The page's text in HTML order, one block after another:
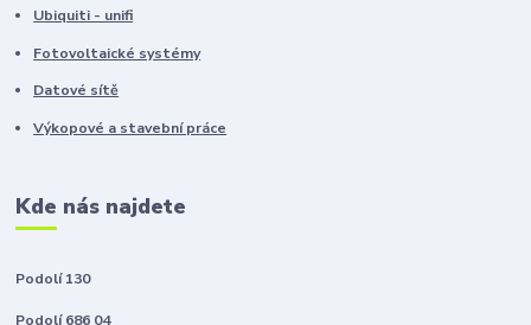
Ubiquiti - unifi
Fotovoltaické systémy
Datové sítě
Výkopové a stavební práce
Kde nás najdete
Podolí 130
Podolí 686 04